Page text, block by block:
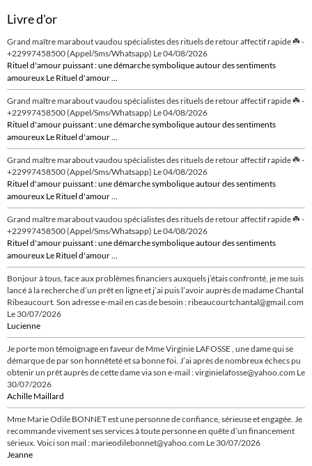
Livre d'or
Grand maître marabout vaudou spécialistes des rituels de retour affectif rapide ☘️ -
+22997458500 (Appel/Sms/Whatsapp) Le 04/08/2026
Rituel d'amour puissant : une démarche symbolique autour des sentiments
amoureux Le Rituel d'amour ...
Grand maître marabout vaudou spécialistes des rituels de retour affectif rapide ☘️ -
+22997458500 (Appel/Sms/Whatsapp) Le 04/08/2026
Rituel d'amour puissant : une démarche symbolique autour des sentiments
amoureux Le Rituel d'amour ...
Grand maître marabout vaudou spécialistes des rituels de retour affectif rapide ☘️ -
+22997458500 (Appel/Sms/Whatsapp) Le 04/08/2026
Rituel d'amour puissant : une démarche symbolique autour des sentiments
amoureux Le Rituel d'amour ...
Grand maître marabout vaudou spécialistes des rituels de retour affectif rapide ☘️ -
+22997458500 (Appel/Sms/Whatsapp) Le 04/08/2026
Rituel d'amour puissant : une démarche symbolique autour des sentiments
amoureux Le Rituel d'amour ...
Bonjour à tous, face aux problèmes financiers auxquels j’étais confronté, je me suis
lancé à la recherche d’un prêt en ligne et j’ai puis l’avoir auprès de madame Chantal
Ribeaucourt. Son adresse e-mail en cas de besoin : ribeaucourtchantal@gmail.com
Le 30/07/2026
Lucienne
Je porte mon témoignage en faveur de Mme Virginie LAFOSSE , une dame qui se
démarque de par son honnêteté et sa bonne foi. J’ai après de nombreux échecs pu
obtenir un prêt auprès de cette dame via son e-mail : virginielafosse@yahoo.com Le
30/07/2026
Achille Maillard
Mme Marie Odile BONNET est une personne de confiance, sérieuse et engagée. Je
recommande vivement ses services à toute personne en quête d’un financement
sérieux. Voici son mail : marieodilebonnet@yahoo.com Le 30/07/2026
Jeanne